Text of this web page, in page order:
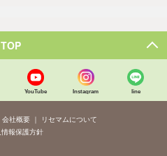
TOP
YouTube Instagram line
会社概要
リセマムについて
情報保護方針